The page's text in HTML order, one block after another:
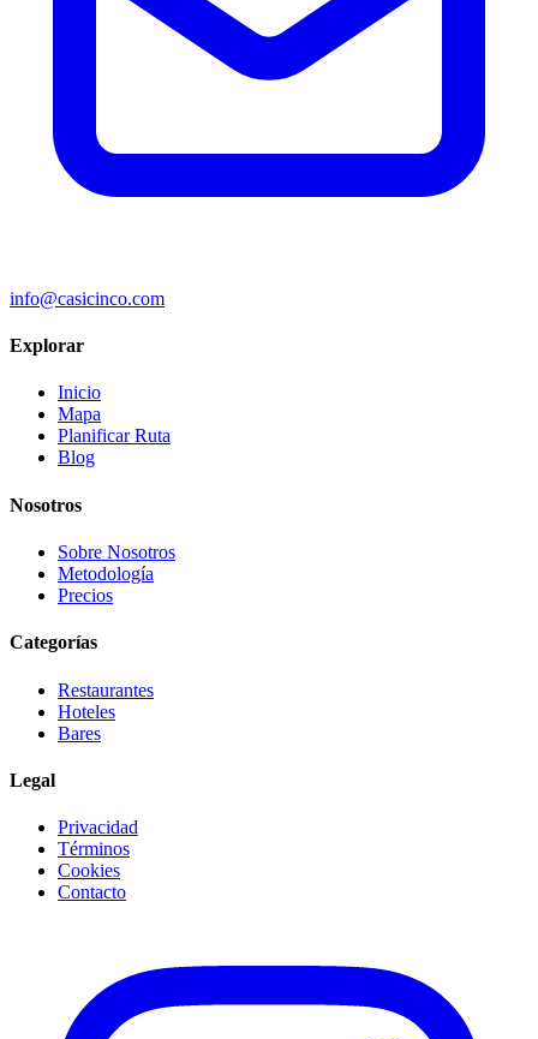
info@casicinco.com
Explorar
Inicio
Mapa
Planificar Ruta
Blog
Nosotros
Sobre Nosotros
Metodología
Precios
Categorías
Restaurantes
Hoteles
Bares
Legal
Privacidad
Términos
Cookies
Contacto